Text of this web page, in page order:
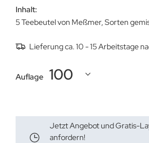
Inhalt:
5 Teebeutel von Meßmer, Sorten
Lieferung ca. 10 - 15 Arbeitstage
Auflage
Jetzt Angebot und Gratis-
anfordern!